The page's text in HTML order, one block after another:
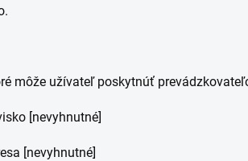
môže užívateľ poskytnúť
[nevyhnutné]
[nevyhnutné]